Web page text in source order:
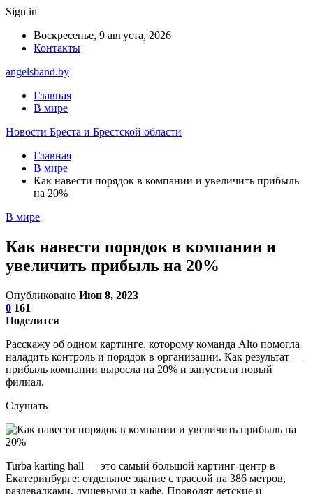
Sign in
Воскресенье, 9 августа, 2026
Контакты
angelsband.by
Главная
В мире
Новости Бреста и Брестской области
Главная
В мире
Как навести порядок в компании и увеличить прибыль
на 20%
В мире
Как навести порядок в компании и
увеличить прибыль на 20%
Опубликовано Июн 8, 2023
0 161
Поделится
Расскажу об одном картинге, которому команда Alto помогла
наладить контроль и порядок в организации. Как результат —
прибыль компании выросла на 20% и запустили новый
филиал.
Слушать
Turba karting hall — это самый большой картинг-центр в
Екатеринбурге: отдельное здание с трассой на 386 метров,
раздевалками, душевыми и кафе. Проводят детские и